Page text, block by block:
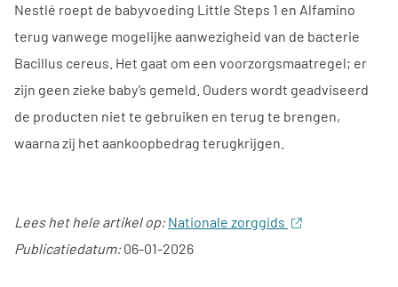
Nestlé roept de babyvoeding Little Steps 1 en Alfamino
terug vanwege mogelijke aanwezigheid van de bacterie
Bacillus cereus. Het gaat om een voorzorgsmaatregel; er
zijn geen zieke baby’s gemeld. Ouders wordt geadviseerd
de producten niet te gebruiken en terug te brengen,
waarna zij het aankoopbedrag terugkrijgen.
Lees het hele artikel op: Nationale zorggids
Publicatiedatum:06-01-2026